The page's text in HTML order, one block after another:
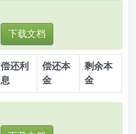
下载文档
偿还利
息
偿还本
金
剩余本
金